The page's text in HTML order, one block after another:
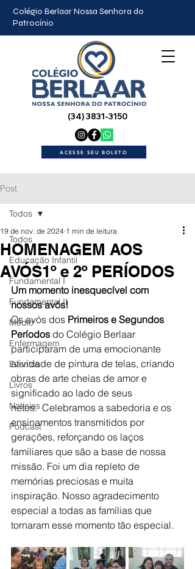
Colégio Berlaar Nossa Senhora do
Patrocínio
(34) 3831-3150
ACESSE SEU BOLETO
Post
Todos
Educação Infantil
Fundamental I
Fundamental II
Médio
Enfermagem
Eventos
Livros
Notícias
Podcast
Todos
HOMENAGEM AOS
AVÓS1º e 2º PERÍODOS
19 de nov. de 2024 1 min de leitura
Um momento inesquecível com
nossos avós!
Os avós dos Primeiros e Segundos
Períodos do Colégio Berlaar
participaram de uma emocionante
atividade de pintura de telas, criando
obras de arte cheias de amor e
significado ao lado de seus
netos.  Celebramos a sabedoria e os
ensinamentos transmitidos por
gerações, reforçando os laços
familiares que são a base de nossa
missão. Foi um dia repleto de
memórias preciosas e muita
inspiração. Nosso agradecimento
especial a todas as famílias que
tornaram esse momento tão especial.